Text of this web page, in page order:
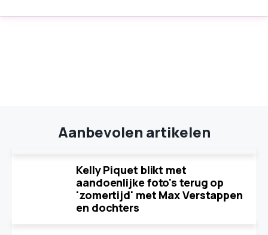
Aanbevolen artikelen
Kelly Piquet blikt met
aandoenlijke foto's terug op
'zomertijd' met Max Verstappen
en dochters